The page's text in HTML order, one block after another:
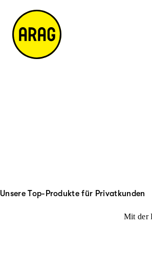
Unsere Top-Produkte für Privatkunden
Mit der